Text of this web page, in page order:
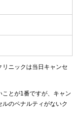
ニックは当日キャンセ
とが1番ですが、キャン
のペナルティがないク